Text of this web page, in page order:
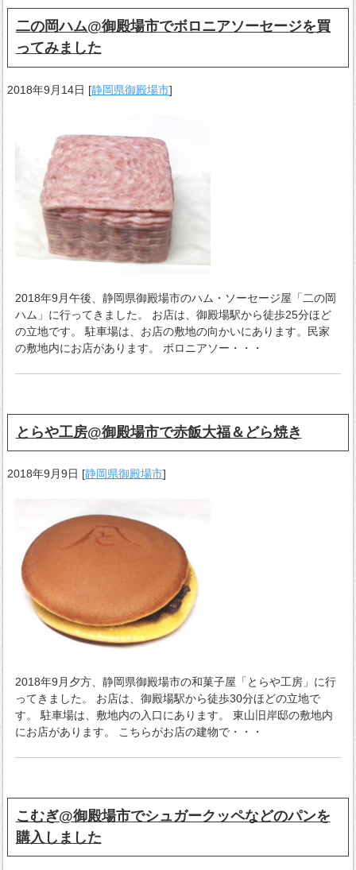
二の岡ハム@御殿場市でボロニアソーセージを買
ってみました
2018年9月14日 [静岡県御殿場市]
2018年9月午後、静岡県御殿場市のハム・ソーセージ屋「二の岡
ハム」に行ってきました。 お店は、御殿場駅から徒歩25分ほど
の立地です。 駐車場は、お店の敷地の向かいにあります。民家
の敷地内にお店があります。 ボロニアソー・・・
とらや工房@御殿場市で赤飯大福＆どら焼き
2018年9月9日 [静岡県御殿場市]
2018年9月夕方、静岡県御殿場市の和菓子屋「とらや工房」に行
ってきました。 お店は、御殿場駅から徒歩30分ほどの立地で
す。 駐車場は、敷地内の入口にあります。 東山旧岸邸の敷地内
にお店があります。 こちらがお店の建物で・・・
こむぎ@御殿場市でシュガークッペなどのパンを
購入しました